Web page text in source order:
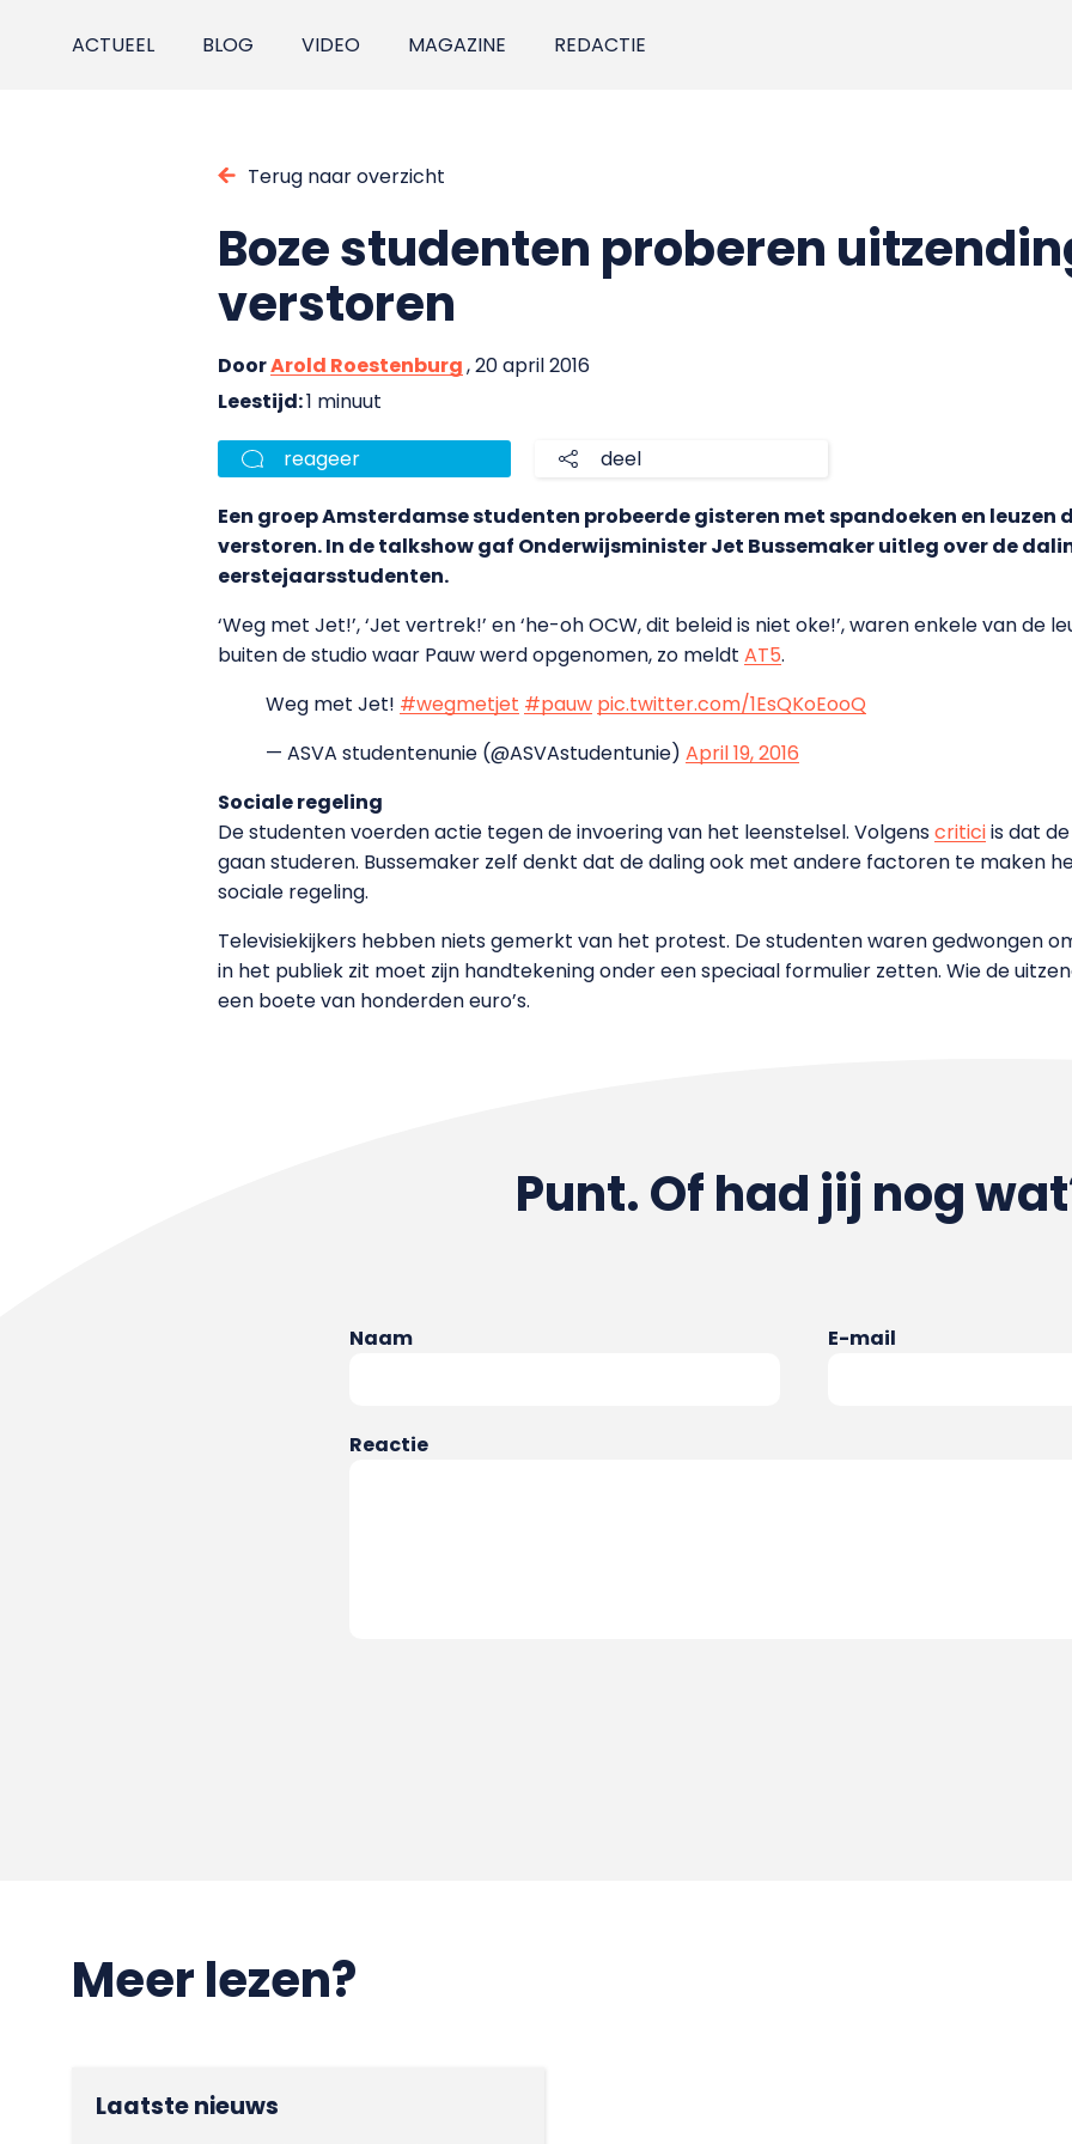
ACTUEEL BLOG VIDEO MAGAZINE REDACTIE
Terug naar overzicht
Boze studenten proberen
verstoren
DoorArold Roestenburg, 20 april 2016
Leestijd:1 minuut
reageer deel
Een groep Amsterdamse studenten probeerde gisteren met spandoeken en leuzen
verstoren. In de talkshow gaf Onderwijsminister Jet Bussemaker uitleg over de
eerstejaarsstudenten.
‘Weg met Jet!’, ‘Jet vertrek!’ en ‘he-oh OCW, dit beleid is niet oke!’, waren enkele van de
buiten de studio waar Pauw werd opgenomen, zo meldt AT5.
Weg met Jet! #wegmetjet #pauw pic.twitter.com/1EsQKoEooQ
— ASVA studentenunie (@ASVAstudentunie) April 19, 2016
Sociale regeling
De studenten voerden actie tegen de invoering van het leenstelsel. Volgenscriticiis dat
gaan studeren. Bussemaker zelf denkt dat de daling ook met andere factoren te maken
sociale regeling.
Televisiekijkers hebben niets gemerkt van het protest. De studenten waren gedwongen
in het publiek zit moet zijn handtekening onder een speciaal formulier zetten. Wie de
een boete van honderden euro’s.
Punt. Of had jij nog
Naam E-mail
Reactie
Meer lezen?
Laatste nieuws